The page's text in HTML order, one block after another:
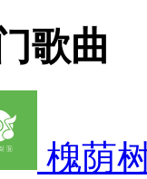
歌曲
槐荫